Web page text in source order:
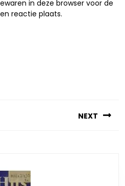
in deze browser voor de
reactie plaats.
NEXT